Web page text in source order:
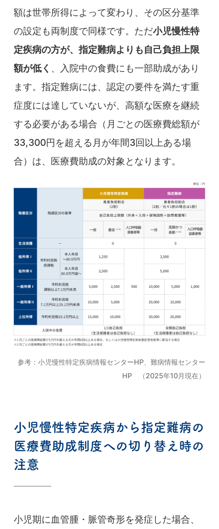
額は世帯所得によって変わり、その区分基準
の設定も両制度で同様です。ただ小児慢性特
定疾病の方が、指定難病よりも自己負担上限
額が低く 、入院中の食費にも一部助成があり
ます。指定難病には、認定の要件を満たす重
症度には達していないが、高額な医療を継続
する必要がある場合（月ごとの医療費総額が
33,300円を超える月が年間3回以上ある場
合）は、医療費助成の対象となります。
参考：小児慢性特定疾病情報センターHP、難病情報センター
HP （2025年10月現在）
小児慢性特定疾病から指定難病の
医療費助成制度への切り替え時の
注意
小児期に血管腫・脈管奇形を発症した場合、